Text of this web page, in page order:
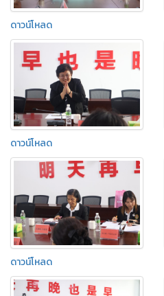
ดาวน์โหลด
ดาวน์โหลด
ดาวน์โหลด